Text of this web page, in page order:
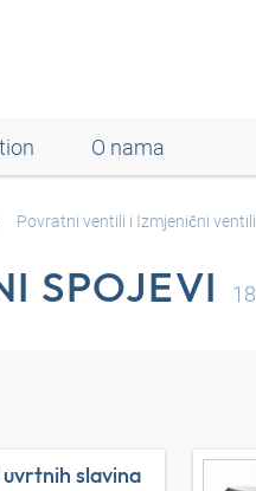
O nama
Povratni ventili i Izmjenični ventili
SPOJEVI 18
slavina